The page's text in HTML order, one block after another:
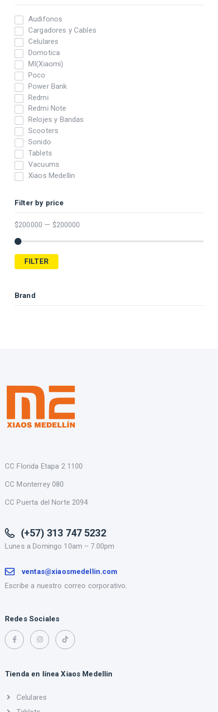
Audifonos
Cargadores y Cables
Celulares
Domotica
MI(Xiaomi)
Poco
Power Bank
Redmi
Redmi Note
Relojes y Bandas
Scooters
Sonido
Tablets
Vacuums
Xiaos Medellin
Filter by price
$200000 — $200000
FILTER
Brand
CC Florida Etapa 2 1100
CC Monterrey 080
CC Puerta del Norte 2094
(+57) 313 747 5232
Lunes a Domingo 10am – 7.00pm
ventas@xiaosmedellin.com
Escribe a nuestro correo corporativo.
Redes Sociales
Tienda en línea Xiaos Medellin
Celulares